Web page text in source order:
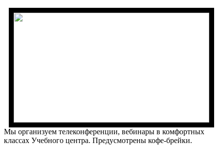
Мы организуем телеконференции, вебинары в комфортных
классах Учебного центра. Предусмотрены кофе-брейки.